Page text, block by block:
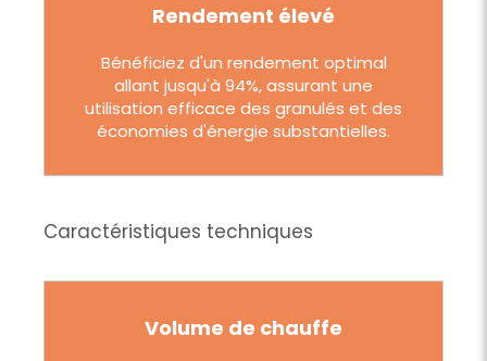
Rendement élevé
Bénéficiez d'un rendement optimal
allant jusqu'à 94%, assurant une
utilisation efficace des granulés et des
économies d'énergie substantielles.
Caractéristiques techniques
Volume de chauffe